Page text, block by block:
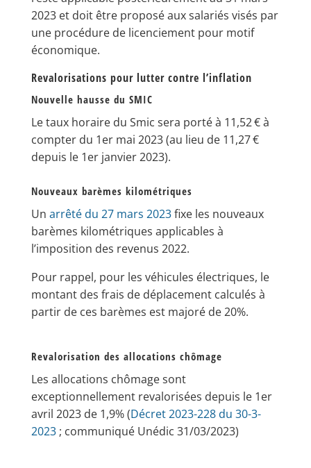
2023 et doit être proposé aux salariés visés par
une procédure de licenciement pour motif
économique.
Revalorisations pour lutter contre l’inflation
Nouvelle hausse du SMIC
Le taux horaire du Smic sera porté à 11,52 € à
compter du 1er mai 2023 (au lieu de 11,27 €
depuis le 1er janvier 2023).
Nouveaux barèmes kilométriques
Un arrêté du 27 mars 2023fixe les nouveaux
barèmes kilométriques applicables à
l’imposition des revenus 2022.
Pour rappel, pour les véhicules électriques, le
montant des frais de déplacement calculés à
partir de ces barèmes est majoré de 20%.
Revalorisation des allocations chômage
Les allocations chômage sont
exceptionnellement revalorisées depuis le 1er
avril 2023 de 1,9% (Décret 2023-228 du 30-3-
2023; communiqué Unédic 31/03/2023)